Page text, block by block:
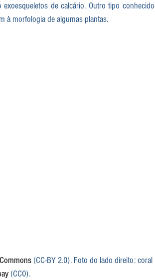
de calcário. Outro tipo conhecido
à morfologia de algumas plantas.
(CC-BY 2.0). Foto do lado direito: coral
(CC0).